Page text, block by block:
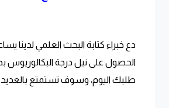
دع خبراء كتابة البحث العلمي لدينا
الحصول على نيل درجة البكالوريوس
طلبك اليوم، وسوف تستمتع بالعديد